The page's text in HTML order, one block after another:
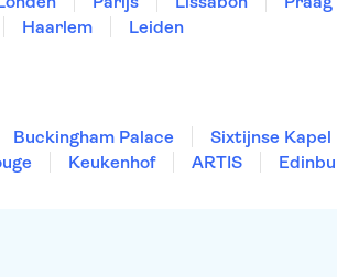
Haarlem
Leiden
Buckingham Palace Sixtijnse Kapel
Keukenhof ARTIS